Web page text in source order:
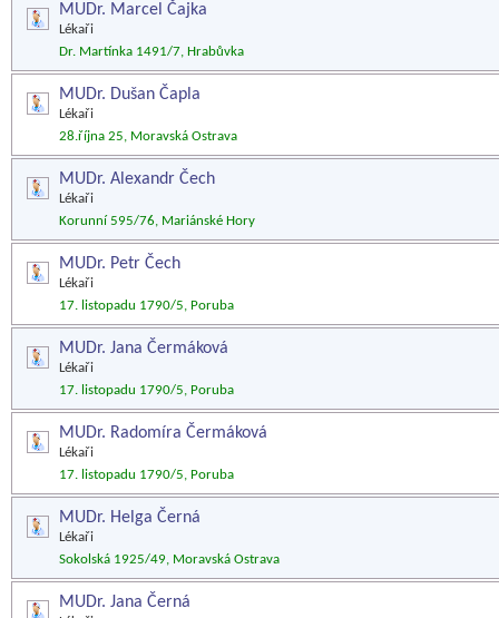
MUDr. Marcel Čajka
Lékaři
Dr. Martínka 1491/7, Hrabůvka
MUDr. Dušan Čapla
Lékaři
28.října 25, Moravská Ostrava
MUDr. Alexandr Čech
Lékaři
Korunní 595/76, Mariánské Hory
MUDr. Petr Čech
Lékaři
17. listopadu 1790/5, Poruba
MUDr. Jana Čermáková
Lékaři
17. listopadu 1790/5, Poruba
MUDr. Radomíra Čermáková
Lékaři
17. listopadu 1790/5, Poruba
MUDr. Helga Černá
Lékaři
Sokolská 1925/49, Moravská Ostrava
MUDr. Jana Černá